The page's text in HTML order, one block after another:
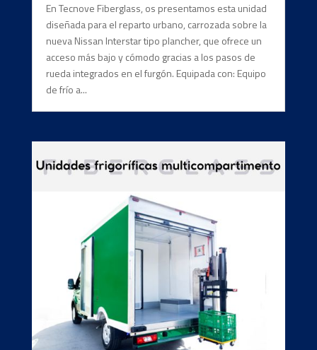
En Tecnove Fiberglass, os presentamos esta unidad
diseñada para el reparto urbano, carrozada sobre la
nueva Nissan Interstar tipo plancher, que ofrece un
acceso más bajo y cómodo gracias a los pasos de
rueda integrados en el furgón. Equipada con: Equipo
de frío a...